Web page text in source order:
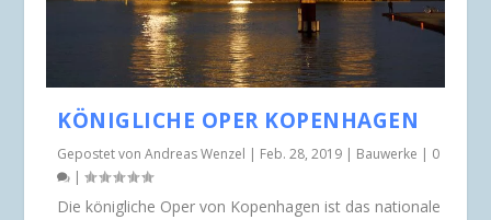
KÖNIGLICHE OPER KOPENHAGEN
Gepostet vonAndreas Wenzel | Feb. 28, 2019 | Bauwerke | 0
|
Die königliche Oper von Kopenhagen ist das nationale